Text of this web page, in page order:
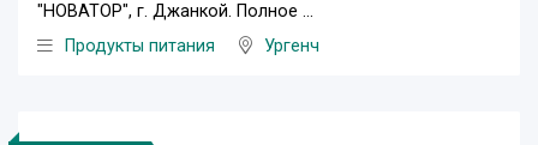
"НОВАТОР", г. Джанкой. Полное ...
Продукты питания
Ургенч